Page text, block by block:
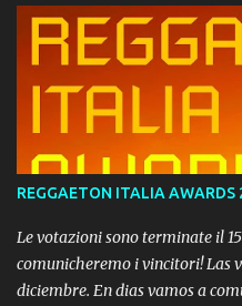
REGGAETON ITALIA
Le votazioni sono terminate il
comunicheremo i vincitori! Las
diciembre. En dias vamos a